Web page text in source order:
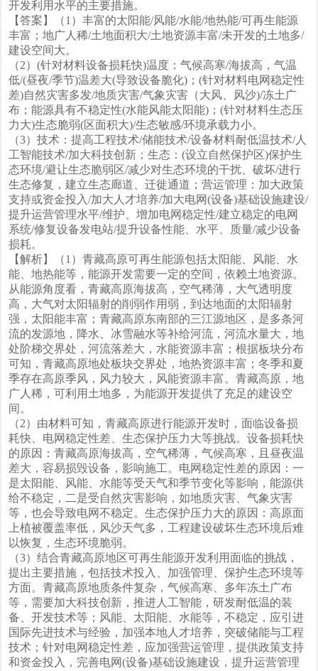
开发利用水平的主要措施。
【答案】（1）丰富的太阳能/风能/水能/地热能/可再生能源
丰富；地广人稀/土地面积大/土地资源丰富/未开发的土地多/
建设空间大。
（2）(针对材料设备损耗快)温度：气候高寒/海拔高，气温
低/(昼夜/季节)温差大(导致设备脆化)；(针对材料电网稳定性
差)自然灾害多发/地质灾害/气象灾害（大风、风沙)/冻土广
布；能源具有不稳定性(水能风能太阳能)；(针对材料生态压
力大)生态脆弱(区面积大)/生态敏感/环境承载力小。
（3）技术：提高工程技术/储能技术/设备材料耐低温技术/人
工智能技术/加大科技创新；生态：(设立自然保护区)保护生
态环境/避让生态脆弱区/减少对生态环境的干扰、破坏/进行
生态修复，建立生态廊道、迁徙通道；营运管理：加大政策
支持或资金投入/加大人才培养/加大电网(设备)基础设施建设/
提升运营管理水平/维护、增加电网稳定性/建立稳定的电网
系统/修复设备发电站/提升设备性能、水平、质量/减少设备
损耗。
【解析】（1）青藏高原可再生能源包括太阳能、风能、水
能、地热能等，能源开发需要一定的空间，依赖土地资源。
从能源角度看，青藏高原海拔高，空气稀薄，大气透明度
高，大气对太阳辐射的削弱作用弱，到达地面的太阳辐射
强，太阳能丰富；青藏高原东南部的三江源地区，是多条河
流的发源地，降水、冰雪融水等补给河流，河流水量大，地
处阶梯交界处，河流落差大，水能资源丰富；根据板块分布
可知，青藏高原地处板块交界处，地热资源丰富；冬季和夏
季存在高原季风，风力较大，风能资源丰富。青藏高原，地
广人稀，可利用土地多，为能源开发提供了充足的建设空
间。
（2）由材料可知，青藏高原进行能源开发时，面临设备损
耗快、电网稳定性差、生态保护压力大等挑战。设备损耗快
的原因：青藏高原海拔高，空气稀薄，气候高寒，且昼夜温
差大，容易损毁设备，影响施工。电网稳定性差的原因：一
是太阳能、风能、水能等受天气和季节变化等影响，能源供
给不稳定，二是受自然灾害影响，如地质灾害、气象灾害
等，也会导致电网不稳定。生态保护压力大的原因：高原面
上植被覆盖率低，风沙天气多，工程建设破坏生态环境后难
以恢复，生态环境脆弱。
（3）结合青藏高原地区可再生能源开发利用面临的挑战，
提出主要措施，包括技术投入、加强管理、保护生态环境等
方面。青藏高原地质条件复杂，气候高寒、多年冻土广布
等，需要加大科技创新，推进人工智能，研发耐低温的装
备、开发技术等；风能、太阳能、水能等，不稳定，应引进
国际先进技术与经验，加强本地人才培养，突破储能与工程
技术；针对电网稳定性差，应加强营运管理，提供政策支持
和资金投入，完善电网(设备)基础设施建设，提升运营管理